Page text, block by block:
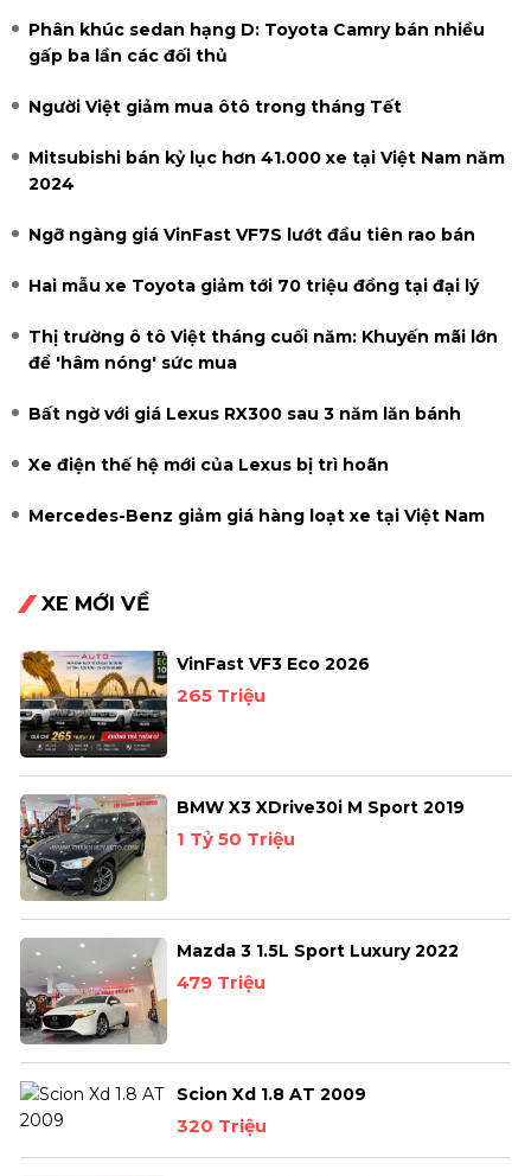
Phân khúc sedan hạng D: Toyota Camry bán nhiều
gấp ba lần các đối thủ
Người Việt giảm mua ôtô trong tháng Tết
Mitsubishi bán kỷ lục hơn 41.000 xe tại Việt Nam năm
2024
Ngỡ ngàng giá VinFast VF7S lướt đầu tiên rao bán
Hai mẫu xe Toyota giảm tới 70 triệu đồng tại đại lý
Thị trường ô tô Việt tháng cuối năm: Khuyến mãi lớn
để 'hâm nóng' sức mua
Bất ngờ với giá Lexus RX300 sau 3 năm lăn bánh
Xe điện thế hệ mới của Lexus bị trì hoãn
Mercedes-Benz giảm giá hàng loạt xe tại Việt Nam
XE MỚI VỀ
VinFast VF3 Eco 2026
265 Triệu
BMW X3 XDrive30i M Sport 2019
1 Tỷ 50 Triệu
Mazda 3 1.5L Sport Luxury 2022
479 Triệu
Scion Xd 1.8 AT 2009
320 Triệu